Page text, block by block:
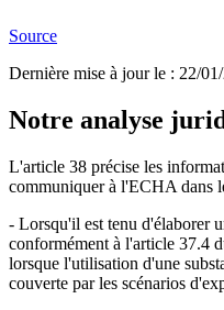
Source
Dernière mise à jour le : 22/
Notre analyse
L'article 38 précise les
communiquer à l'ECHA dans
- Lorsqu'il est tenu d'élaborer
conformément à l'article 37.4
lorsque l'utilisation d'une
couverte par les scénarios